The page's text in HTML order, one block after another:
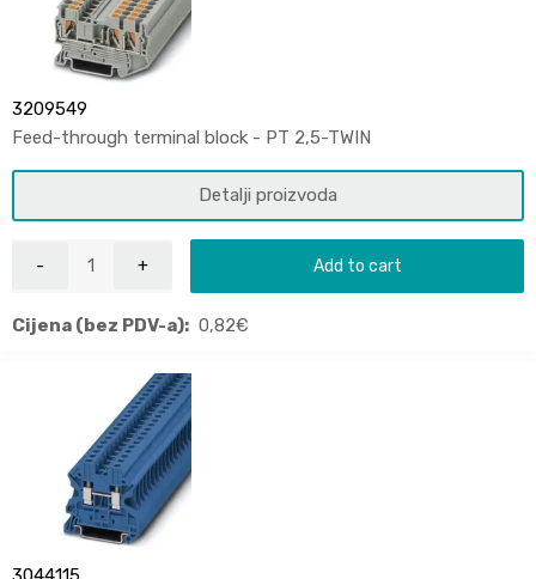
3209549
Feed-through terminal block - PT 2,5-TWIN
Detalji proizvoda
Add to cart
Cijena (bez PDV-a): 0,82€